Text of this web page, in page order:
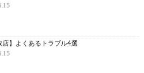
店】よくあるトラブル4選